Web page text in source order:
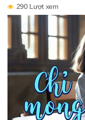
290 Lượt xem